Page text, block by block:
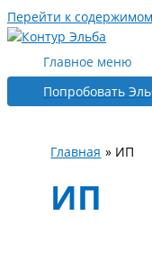
Перейти к
Главное меню
Попробовать
Главная ИП
ИП